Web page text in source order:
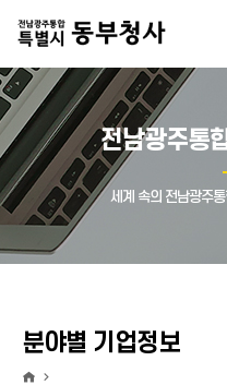
전남광주통
세계 속의 전남광주
분야별 기업정보